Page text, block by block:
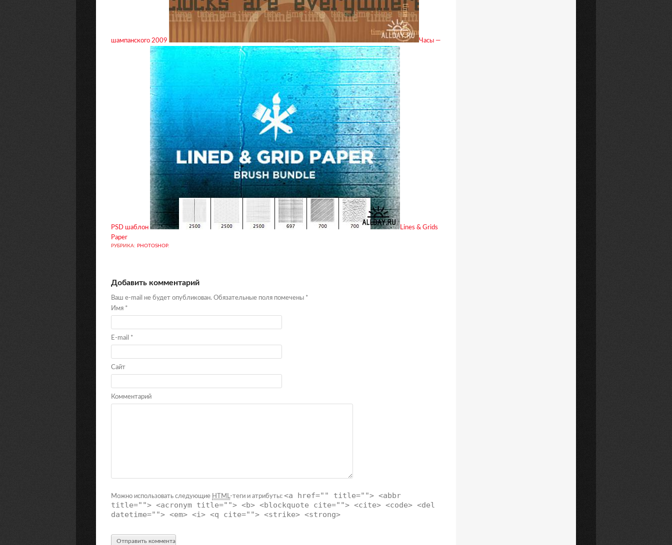
шампанского 2009 Часы —
PSD шаблон
Lines & Grids
Paper
РУБРИКА: PHOTOSHOP.
Добавить комментарий
Ваш e-mail не будет опубликован. Обязательные поля помечены *
Имя *
E-mail *
Сайт
Комментарий
Можно использовать следующие HTML -теги и атрибуты: <a href="" title=""> <abbr
title=""> <acronym title=""> <b> <blockquote cite=""> <cite> <code> <del
datetime=""> <em> <i> <q cite=""> <strike> <strong>